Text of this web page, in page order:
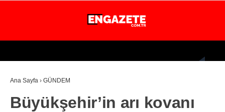
24.4
İSTANBUL
GÜNDEM
EKONOMİ
Ana Sayfa › GÜNDEM
Büyükşehir’in arı kovanı